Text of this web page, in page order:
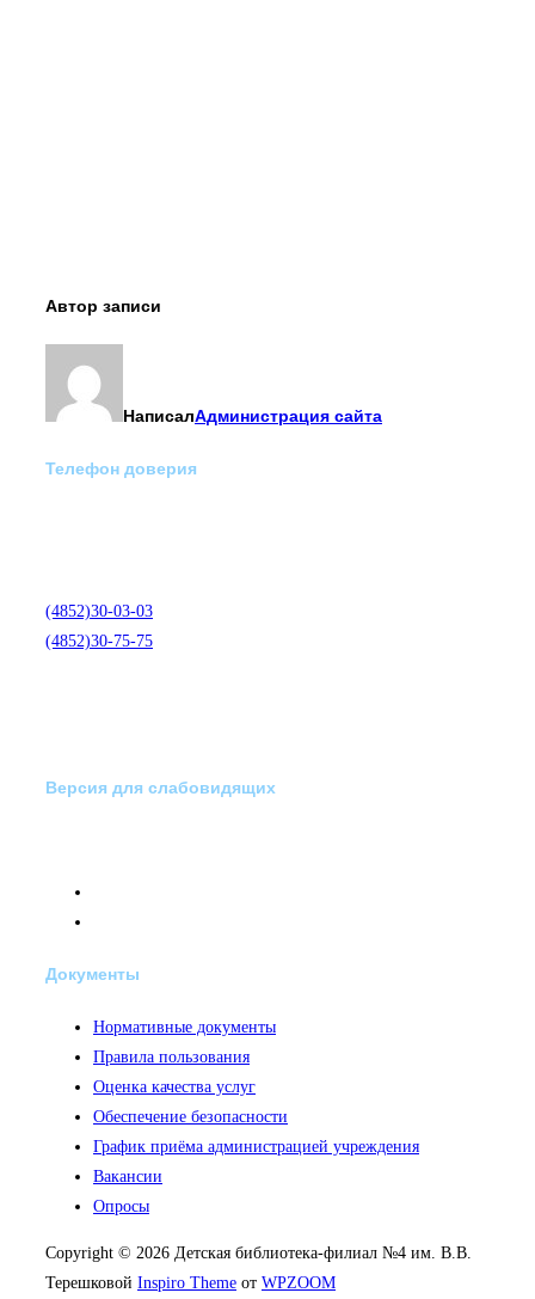
Автор записи
НаписалАдминистрация сайта
Телефон доверия
(4852)30-03-03
(4852)30-75-75
Версия для слабовидящих
Документы
Нормативные документы
Правила пользования
Оценка качества услуг
Обеспечение безопасности
График приёма администрацией учреждения
Вакансии
Опросы
Copyright © 2026 Детская библиотека-филиал №4 им. В.В.
Терешковой Inspiro Theme от WPZOOM